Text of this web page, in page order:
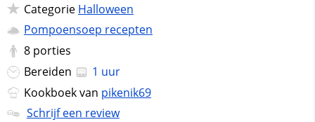
Categorie Halloween
Pompoensoep recepten
8 porties
Bereiden
1 uur
Kookboek van pikenik69
Schrijf een review